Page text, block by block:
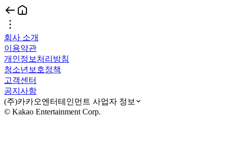
회사 소개
이용약관
개인정보처리방침
청소년보호정책
고객센터
공지사항
(주)카카오엔터테인먼트 사업자 정보
© Kakao Entertainment Corp.